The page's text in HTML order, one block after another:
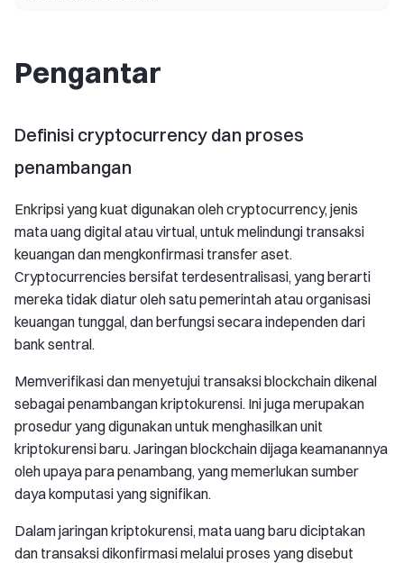
Pengantar
Definisi cryptocurrency dan proses
penambangan
Enkripsi yang kuat digunakan oleh cryptocurrency, jenis
mata uang digital atau virtual, untuk melindungi transaksi
keuangan dan mengkonfirmasi transfer aset.
Cryptocurrencies bersifat terdesentralisasi, yang berarti
mereka tidak diatur oleh satu pemerintah atau organisasi
keuangan tunggal, dan berfungsi secara independen dari
bank sentral.
Memverifikasi dan menyetujui transaksi blockchain dikenal
sebagai penambangan kriptokurensi. Ini juga merupakan
prosedur yang digunakan untuk menghasilkan unit
kriptokurensi baru. Jaringan blockchain dijaga keamanannya
oleh upaya para penambang, yang memerlukan sumber
daya komputasi yang signifikan.
Dalam jaringan kriptokurensi, mata uang baru diciptakan
dan transaksi dikonfirmasi melalui proses yang disebut